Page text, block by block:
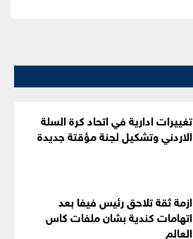
تغييرات ادارية في اتحاد كرة السلة
الاردني وتشكيل لجنة مؤقتة جديدة
ازمة ثقة تلاحق رئيس فيفا بعد
اتهامات كندية بشان ملفات كاس
العالم